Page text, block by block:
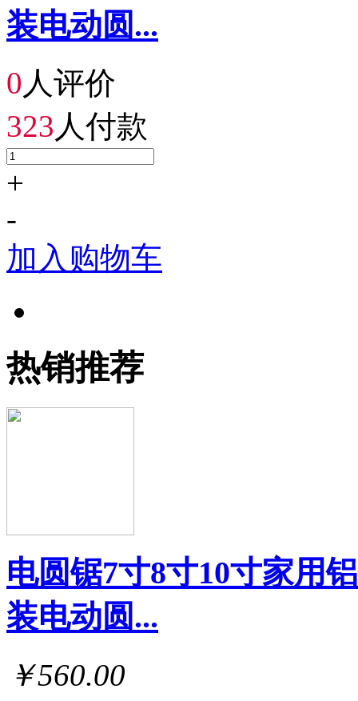
装电动圆...
0 人评价
323 人付款
+
-
加入购物车
热销推荐
电圆锯7寸8寸10寸家用
装电动圆...
￥560.00